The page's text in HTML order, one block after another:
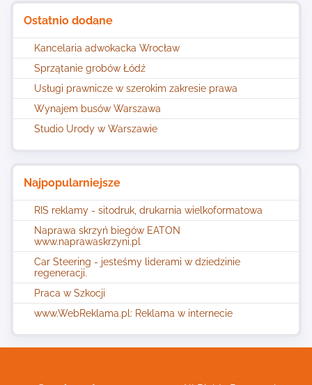
Ostatnio dodane
Kancelaria adwokacka Wrocław
Sprzątanie grobów Łódź
Usługi prawnicze w szerokim zakresie prawa
Wynajem busów Warszawa
Studio Urody w Warszawie
Najpopularniejsze
RIS reklamy - sitodruk, drukarnia wielkoformatowa
Naprawa skrzyń biegów EATON
www.naprawaskrzyni.pl
Car Steering - jesteśmy liderami w dziedzinie
regeneracji.
Praca w Szkocji
www.WebReklama.pl: Reklama w internecie